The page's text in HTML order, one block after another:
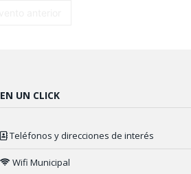
EN UN CLICK
Teléfonos y direcciones de interés
Wifi Municipal